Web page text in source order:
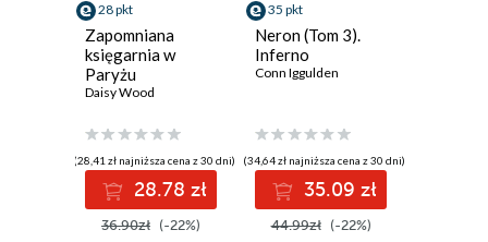
28 pkt
Zapomniana
księgarnia w
Paryżu
Daisy Wood
(28,41 zł najniższa cena z 30 dni)
28.78 zł
36.90zł (-22%)
35 pkt
Neron (Tom 3).
Inferno
Conn Iggulden
(34,64 zł najniższa cena z 30 dni)
35.09 zł
44.99zł (-22%)